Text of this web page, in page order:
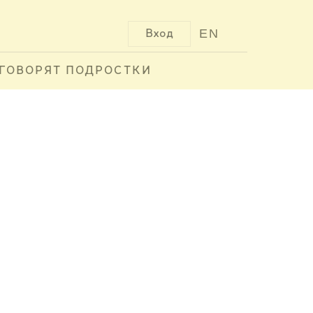
EN
Вход
ГОВОРЯТ ПОДРОСТКИ